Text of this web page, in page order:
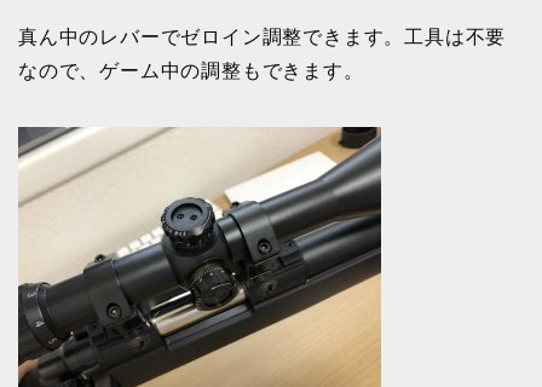
真ん中のレバーでゼロイン調整できます。工具は不要
なので、ゲーム中の調整もできます。